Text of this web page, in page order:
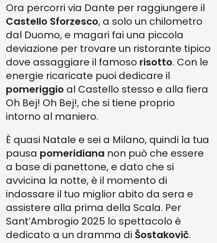
Ora percorri via Dante per raggiungere il
Castello Sforzesco, a solo un chilometro
dal Duomo, e magari fai una piccola
deviazione per trovare un ristorante tipico
dove assaggiare il famoso risotto. Con le
energie ricaricate puoi dedicare il
pomeriggio al Castello stesso e alla fiera
Oh Bej! Oh Bej!, che si tiene proprio
intorno al maniero.
È quasi Natale e sei a Milano, quindi la tua
pausa pomeridiana non può che essere
a base di panettone, e dato che si
avvicina la notte, è il momento di
indossare il tuo miglior abito da sera e
assistere alla prima della Scala. Per
Sant’Ambrogio 2025 lo spettacolo è
dedicato a un dramma di Šostakovič.